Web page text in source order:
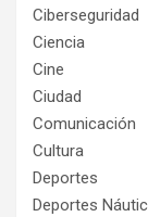
Ciberseguridad
Ciencia
Cine
Ciudad
Comunicación
Cultura
Deportes
Deportes